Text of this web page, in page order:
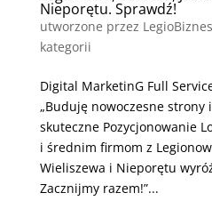
Nieporętu. Sprawdź!
utworzone przez
kategorii
Digital MarketinG Full
„Buduję nowoczesne
skuteczne Pozycjonowanie
i średnim firmom z
Wieliszewa i Nieporętu
Zacznijmy razem!”...